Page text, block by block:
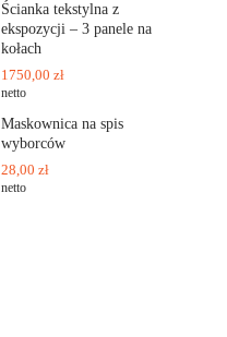
Ścianka tekstylna z
ekspozycji – 3 panele na
kołach
1750,00 zł
netto
Maskownica na spis
wyborców
28,00 zł
netto